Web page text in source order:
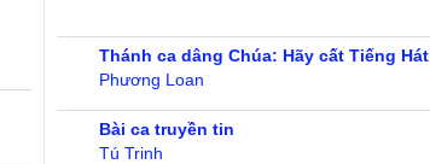
Thánh ca dâng Chúa: Hãy cất Tiếng Hát
Phương Loan
Bài ca truyền tin
Tú Trinh